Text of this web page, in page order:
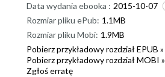
Data wydania ebooka : 2015-10-07
Rozmiar pliku ePub: 1.1MB
Rozmiar pliku Mobi: 1.9MB
Pobierz przykładowy rozdział EPUB »
Pobierz przykładowy rozdział MOBI »
Zgłoś erratę